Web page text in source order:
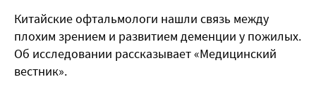
Китайские офтальмологи нашли связь между
плохим зрением и развитием деменции у пожилых.
Об исследовании рассказывает «Медицинский
вестник».